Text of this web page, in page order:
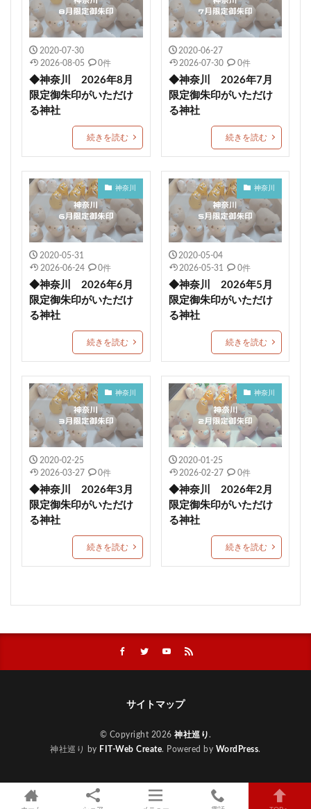
神馬 七所神社 城山八幡宮 伏木香取神社
蛇窪神社(天祖神社) 重蔵神社 伊太祁曽神社
小御門神社 成田豊住熊野神社 白鷺神社
日出若宮八幡宮 艫神社
猫の日限定御朱印 玉作湯神社
茨城縣護国神社 別所琴平神社
穂高神社 スイーツ
こどもの日御朱印 住吉 生根神社 館腰神社
了法寺 杭瀬熊野神社 吾平津神社 朝峯神社
八乙女八幡神社 浄化 再起復活 土佐神社
観音寺市 埼玉 ペット祈願 資格合格
豊満神社 普天満宮 廿日市天満宮
小平潟天満宮 武田神社 芳賀天満宮
日本三大天神 龍馬神社 ストーンサークル
淡嶋神社 於菊稲荷神社
1日枚数限定御朱印 素鵞神社
眞田神社 伊豫豆比古命神社 天之宮 二柱神社
賀茂別雷神社 岡田神社（岡田宮） 満願成就
沼津市 大野神社 朔日まいり 元祇園梛神社
龍の絵 川越八幡宮 青木天満宮 屋島神社
金峯神社 岐阜護国神社 多度大社 崇道天皇社
御嶽神社茅萱宮 5月限定御朱印
村屋坐弥冨都比売神社 小濱神社 麻賀多神社
重陽の節句御朱印 宇都宮二荒山神社
常陸第三宮吉田神社 多治速比売神社
富士山東口本宮 冨士浅間神社 紀元節限定御朱印
諸願成就 松江市 端午の節句限定御朱印
隠津島神社 花巻神社 手稲神社 七夕の御朱印
群馬県護国神社
勝利の神様 防府天満宮
2020-07-30
2026-08-05
0件
◆神奈川 2026年8月
限定御朱印がいただけ
る神社
続きを読む
2020-06-27
2026-07-30
0件
◆神奈川 2026年7月
限定御朱印がいただけ
る神社
続きを読む
神奈川
2020-05-31
2026-06-24
0件
◆神奈川 2026年6月
限定御朱印がいただけ
る神社
続きを読む
神奈川
2020-05-04
2026-05-31
0件
◆神奈川 2026年5月
限定御朱印がいただけ
る神社
続きを読む
神奈川
2020-02-25
2026-03-27
0件
◆神奈川 2026年3月
限定御朱印がいただけ
る神社
続きを読む
神奈川
2020-01-25
2026-02-27
0件
◆神奈川 2026年2月
限定御朱印がいただけ
る神社
続きを読む
サイトマップ
© Copyright 2026 神社巡り.
神社巡り by FIT-Web Create. Powered by WordPress.